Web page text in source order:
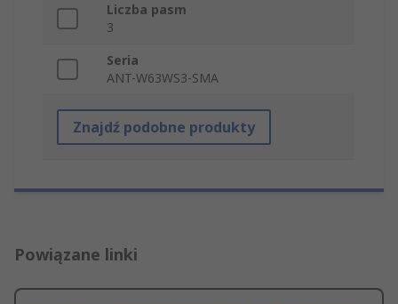
Liczba pasm
3
Seria
ANT-W63WS3-SMA
Znajdź podobne produkty
Powiązane linki